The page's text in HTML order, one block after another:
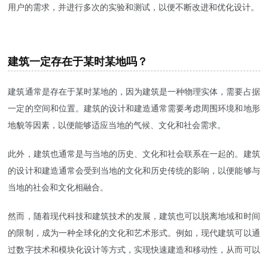
用户的需求，并进行多次的实验和测试，以便不断改进和优化设计。
建筑一定存在于某时某地吗？
建筑通常是存在于某时某地的，因为建筑是一种物理实体，需要占据
一定的空间和位置。建筑的设计和建造通常需要考虑周围环境和地形
地貌等因素，以便能够适应当地的气候、文化和社会需求。
此外，建筑也通常是与当地的历史、文化和社会联系在一起的。建筑
的设计和建造通常会受到当地的文化和历史传统的影响，以便能够与
当地的社会和文化相融合。
然而，随着现代科技和建筑技术的发展，建筑也可以脱离地域和时间
的限制，成为一种全球化的文化和艺术形式。例如，现代建筑可以通
过数字技术和模块化设计等方式，实现快速建造和移动性，从而可以